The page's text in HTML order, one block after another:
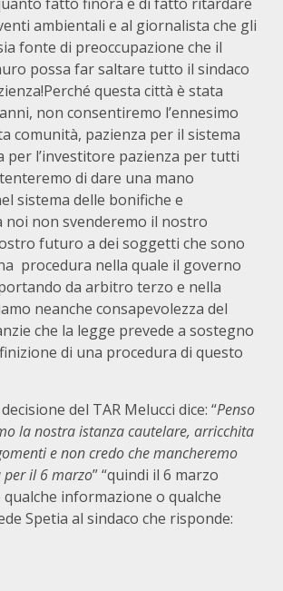
ambientali e al giornalista che gli
fonte di preoccupazione che il
possa far saltare tutto il sindaco
questa città è stata
non consentiremo l’ennesimo
comunità, pazienza per il sistema
per l’investitore pazienza per tutti
di dare una mano
sistema delle bonifiche e
noi non svenderemo il nostro
futuro a dei soggetti che sono
procedura nella quale il governo
da arbitro terzo e nella
neanche consapevolezza del
che la legge prevede a sostegno
di una procedura di questo
del TAR Melucci dice: “Penso
la nostra istanza cautelare, arricchita
e non credo che mancheremo
per il 6 marzo” “quindi il 6 marzo
informazione o qualche
Spetia al sindaco che risponde: